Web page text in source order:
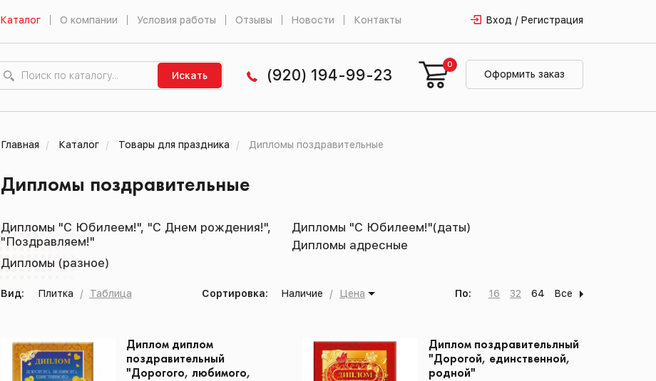
Каталог О компании Условия работы Отзывы Новости Контакты Вход / Регистрация
Искать (920) 194-99-23 Оформить заказ
0
Главная Каталог Товары для праздника Дипломы поздравительные
Дипломы поздравительные
Дипломы "С Юбилеем!", "С Днем рождения!",
"Поздравляем!"
Дипломы "С Юбилеем!"(даты)
Дипломы адресные
Дипломы (разное)
Вид: Плитка / Таблица Сортировка: Наличие / Цена По: 16 32 64 Все
Диплом диплом
поздравительный
"Дорогого, любимого,
Диплом поздравительлный
"Дорогой, единственной,
родной"